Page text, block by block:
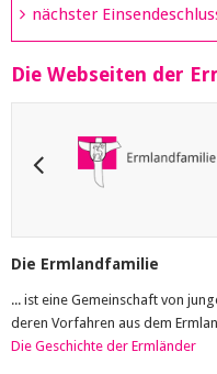
nächster
Die Webseiten der
Die Ermlandfamilie
... ist eine Gemeinschaft von
deren Vorfahren aus dem
Die Geschichte der Ermländer